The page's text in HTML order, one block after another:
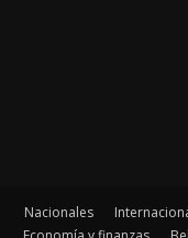
Nacionales